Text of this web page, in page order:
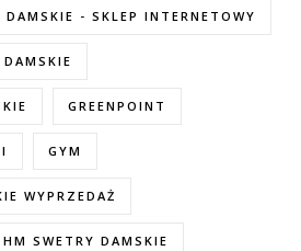
DAMSKIE - SKLEP INTERNETOWY
GREENPOINT
GYM
WYPRZEDAŻ
HM SWETRY DAMSKIE